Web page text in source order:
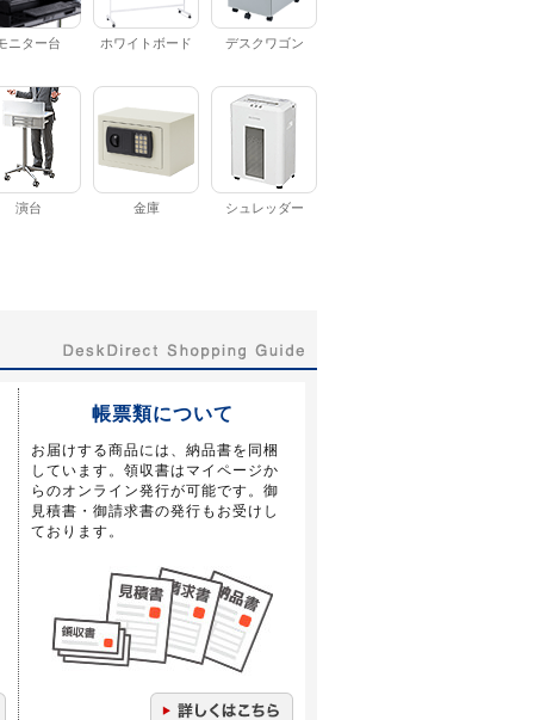
ニター台 ホワイトボード デスクワゴン
演台 金庫 シュレッダー
帳票類について
お届けする商品には、納品書を同梱
しています。領収書はマイページか
らのオンライン発行が可能です。御
見積書・御請求書の発行もお受けし
ております。